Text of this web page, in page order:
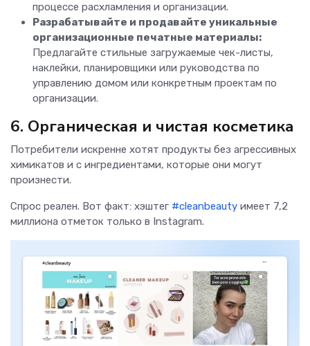
процессе расхламления и организации.
Разрабатывайте и продавайте уникальные
организационные печатные материалы:
Предлагайте стильные загружаемые чек-листы,
наклейки, планировщики или руководства по
управлению домом или конкретным проектам по
организации.
6. Органическая и чистая косметика
Потребители искренне хотят продукты без агрессивных
химикатов и с ингредиентами, которые они могут
произнести.
Спрос реален. Вот факт: хэштег #cleanbeauty имеет 7,2
миллиона отметок только в Instagram.